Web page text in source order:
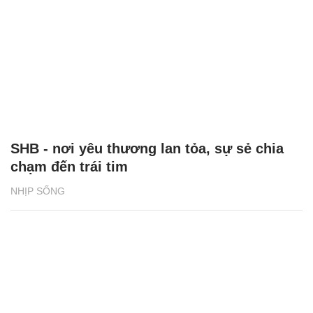
NHỊP SỐNG
SHB - nơi yêu thương lan tỏa, sự sẻ chia
chạm đến trái tim